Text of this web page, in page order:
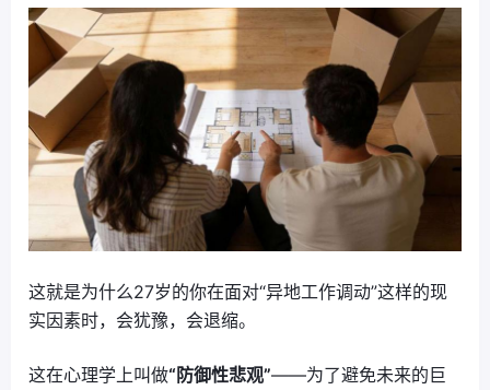
这就是为什么27岁的你在面对“异地工作调动”这样的现
实因素时，会犹豫，会退缩。
这在心理学上叫做“防御性悲观”——为了避免未来的巨